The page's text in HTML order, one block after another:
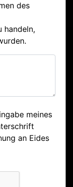
des
handeln,
meines
an Eides